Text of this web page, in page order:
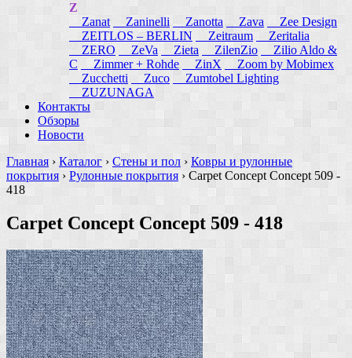
Z
Zanat
Zaninelli Zanotta Zava
Zee Design
ZEITLOS – BERLIN
Zeitraum
Zeritalia
ZERO
ZeVa Zieta ZilenZio
Zilio Aldo &
C
Zimmer + Rohde ZinX
Zoom by Mobimex
Zucchetti
Zuco
Zumtobel Lighting
ZUZUNAGA
Контакты
Обзоры
Новости
Главная › Каталог › Стены и пол › Ковры и рулонные
покрытия › Рулонные покрытия › Carpet Concept Concept 509 -
418
Carpet Concept Concept 509 - 418